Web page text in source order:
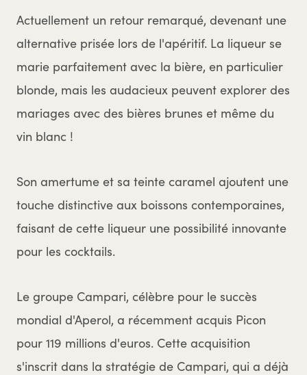
Actuellement un retour remarqué, devenant une
alternative prisée lors de l'apéritif. La liqueur se
marie parfaitement avec la bière, en particulier
blonde, mais les audacieux peuvent explorer des
mariages avec des bières brunes et même du
vin blanc !
Son amertume et sa teinte caramel ajoutent une
touche distinctive aux boissons contemporaines,
faisant de cette liqueur une possibilité innovante
pour les cocktails.
Le groupe Campari, célèbre pour le succès
mondial d'Aperol, a récemment acquis Picon
pour 119 millions d'euros. Cette acquisition
s'inscrit dans la stratégie de Campari, qui a déjà